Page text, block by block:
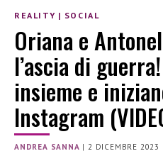
REALITY | SOCIAL
Oriana e
l’ascia di
insieme e
Instagram
ANDREA SANNA |2 DICEMBRE 2023